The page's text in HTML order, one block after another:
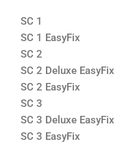
SC 1
SC 1 EasyFix
SC 2
SC 2 Deluxe EasyFix
SC 2 EasyFix
SC 3
SC 3 Deluxe EasyFix
SC 3 EasyFix